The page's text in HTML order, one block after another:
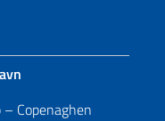
Copenaghen